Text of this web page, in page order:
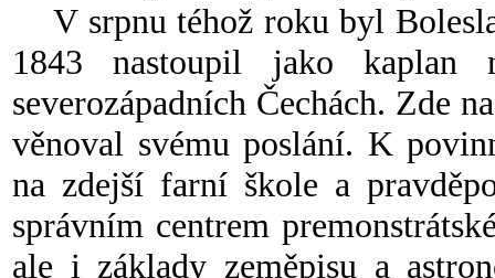
V srpnu téhož roku byl
1843 nastoupil jako
severozápadních Čechách. Zde
věnoval svému poslání. K
na zdejší farní škole a
správním centrem
ale i základy zeměpisu a